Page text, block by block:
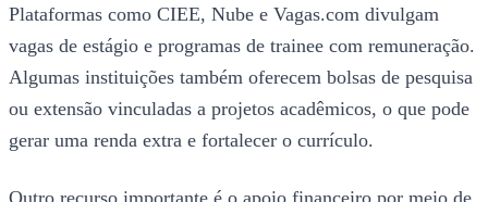
Plataformas como CIEE, Nube e Vagas.com divulgam
vagas de estágio e programas de trainee com remuneração.
Algumas instituições também oferecem bolsas de pesquisa
ou extensão vinculadas a projetos acadêmicos, o que pode
gerar uma renda extra e fortalecer o currículo.